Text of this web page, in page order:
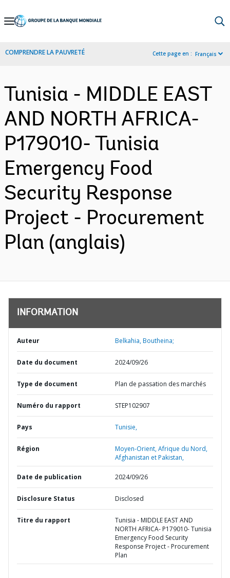
Skip
Navigation
COMPRENDRE LA PAUVRETÉ Cette page en : Français
Tunisia - MIDDLE EAST
AND NORTH AFRICA-
P179010- Tunisia
Emergency Food
Security Response
Project - Procurement
Plan (anglais)
INFORMATION
Auteur Belkahia, Boutheina;
Date du document 2024/09/26
Type de document Plan de passation des marchés
Numéro du rapport STEP102907
Pays Tunisie,
Région
Moyen-Orient, Afrique du Nord,
Afghanistan et Pakistan,
Date de publication 2024/09/26
Disclosure Status Disclosed
Titre du rapport
Tunisia - MIDDLE EAST AND
NORTH AFRICA- P179010- Tunisia
Emergency Food Security
Response Project - Procurement
Plan